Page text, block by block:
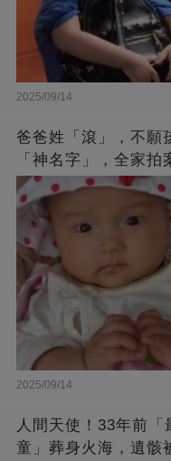
2025/09/14
爸爸姓「滾」，不願
「神名字」，全家
2025/09/14
人間天使！33年前
童」葬身火海，遺骸